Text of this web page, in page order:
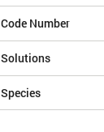
Code Number
Solutions
Species